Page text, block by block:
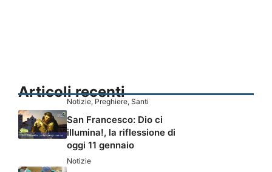
Articoli recenti
Notizie, Preghiere, Santi
San Francesco: Dio ci
illumina!, la riflessione di
oggi 11 gennaio
Notizie